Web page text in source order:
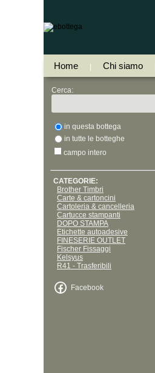
Home Chi siamo
Cerca:
in questa bottega
in tutte le botteghe
campo intero
CATEGORIE:
Brother Timbri
Carte & cartoncini
Cartoleria & cancelleria
Cartucce stampanti
DOPO STAMPA
Etichette autoadesive
FINESERIE OUTLET
Fischer Fissaggi
Kelsyus
R41 - Trasferibili
Facebook